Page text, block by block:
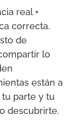
real +
correcta.
de
lo
están a
parte y tu
descubrirte.